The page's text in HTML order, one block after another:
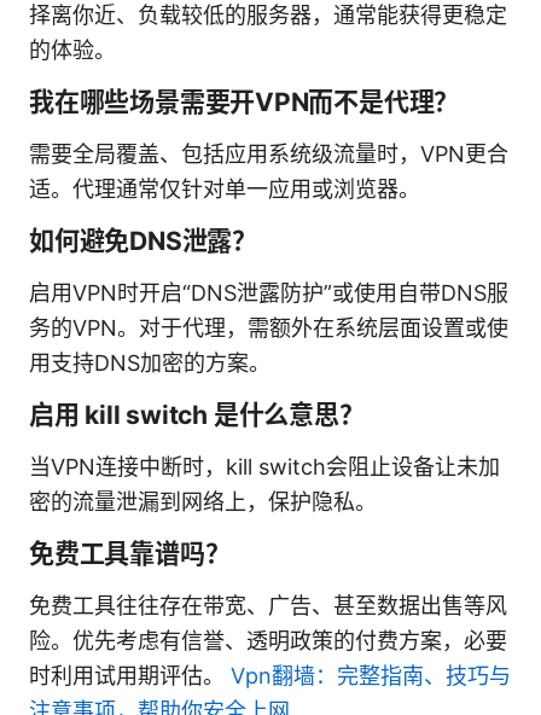
择离你近、负载较低的服务器，通常能获得更稳定
的体验。
我在哪些场景需要开VPN而不是代理？
需要全局覆盖、包括应用系统级流量时，VPN更合
适。代理通常仅针对单一应用或浏览器。
如何避免DNS泄露？
启用VPN时开启“DNS泄露防护”或使用自带DNS服
务的VPN。对于代理，需额外在系统层面设置或使
用支持DNS加密的方案。
启用 kill switch 是什么意思？
当VPN连接中断时，kill switch会阻止设备让未加
密的流量泄漏到网络上，保护隐私。
免费工具靠谱吗？
免费工具往往存在带宽、广告、甚至数据出售等风
险。优先考虑有信誉、透明政策的付费方案，必要
时利用试用期评估。 Vpn翻墙：完整指南、技巧与